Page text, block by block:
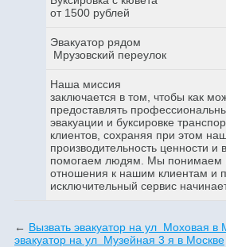
от 1500 рублей
Эвакуатор рядом
Мрузовский переулок
Наша миссия
заключается в том, чтобы как
предоставлять
эвакуации и буксировке
клиентов, сохраняя при этом
производительность ценности
помогаем людям. Мы понимаем
отношения к нашим клиентам и
исключительный сервис
← Вызвать эвакуатор на ул Моховая в
эвакуатор на ул Музейная 3 я в Москве